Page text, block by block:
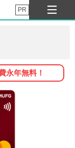
PR
永年無料！